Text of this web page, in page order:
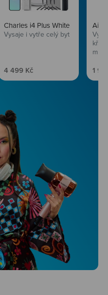
Charles i4 Plus White
Vysaje i vytře celý byt
Prodejní cena
4 499 Kč 1
a ještě k